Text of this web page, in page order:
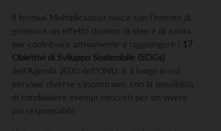
Il festival Moltiplicazioni nasce con l’intento di
generare un effetto domino di idee e di azioni
per contribuire attivamente a raggiungere i 17
Obiettivi di Sviluppo Sostenibile (SDGs)
dell’Agenda 2030 dell’ONU: è il luogo in cui
persone diverse s’incontrano, con la possibilità
di condividere esempi concreti per un vivere
più responsabile.